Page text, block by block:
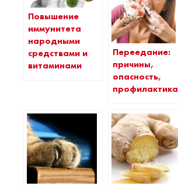
Повышение
иммунитета
народными
средствами и
витаминами
Переедание:
причины,
опасность,
профилактика